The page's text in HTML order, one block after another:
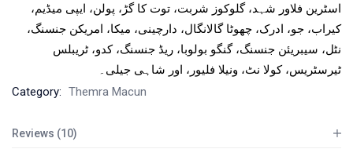
اسٹرین فلاور شہد، گلوکوز شربت، توت کا گڑ، پولن، ایپی میڈیم،
کیراب، جو، ادرک، چھوٹا گالانگال، دارچینی، میکا، امریکن جنسنگ،
نٹل، سیبریئن جنسنگ، گنگو بولوبا، ریڈ جنسنگ، کدو، ٹریبلس
ٹیرسٹریس، کولا نٹ، ونیلا فلیور، اور شاہی جیلی۔
Category: Themra Macun
Reviews (10)